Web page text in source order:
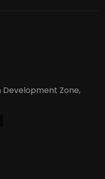
Development Zone,